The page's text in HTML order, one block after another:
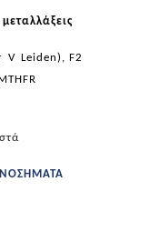
V Leiden), F2
ΝΟΣΗΜΑΤΑ